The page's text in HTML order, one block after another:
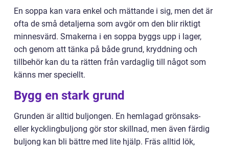
En soppa kan vara enkel och mättande i sig, men det är
ofta de små detaljerna som avgör om den blir riktigt
minnesvärd. Smakerna i en soppa byggs upp i lager,
och genom att tänka på både grund, kryddning och
tillbehör kan du ta rätten från vardaglig till något som
känns mer speciellt.
Bygg en stark grund
Grunden är alltid buljongen. En hemlagad grönsaks-
eller kycklingbuljong gör stor skillnad, men även färdig
buljong kan bli bättre med lite hjälp. Fräs alltid lök,